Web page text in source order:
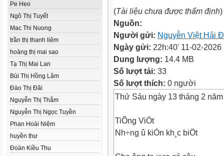
Pe Heo
Ngô Thị Tuyết
Mac Thi Nuong
trần thị thanh liêm
hoàng thị mai sao
Tạ Thị Mai Lan
Bùi Thị Hồng Lâm
Đào Thị Đãi
Nguyễn Thị Thắm
Nguyễn Thị Ngọc Tuyền
Phan Hoài Niệm
huyền thư
Đoàn Kiều Thu
(Tài liệu chưa được thẩm định)
Nguồn:
Người gửi: Nguyễn Việt Hải
Ngày gửi: 22h:40' 11-02-2026
Dung lượng: 14.4 MB
Số lượt tải: 33
Số lượt thích: 0 người
Thứ Sáu ngày 13 tháng 2
TiÕng ViÖt
Nh÷ng û kiÓn kh¸c biÖt